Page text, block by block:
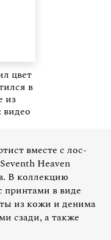
цвет
в
из
видео
вместе с лос-
Heaven
В коллекцию
в виде
из кожи и денима
сзади, а также